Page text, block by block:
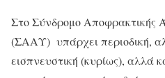
Στο Σύνδρομο Αποφρακτικής
(ΣΑΑΥ) υπάρχει περιοδική,
εισπνευστική (κυρίως), αλλά